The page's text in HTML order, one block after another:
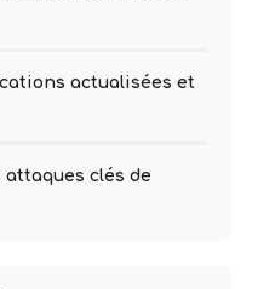
actualisées et
clés de